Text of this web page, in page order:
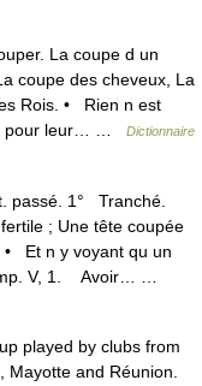
La coupe d un
coupe des cheveux, La
Rois. • Rien n est
pour leur… …
Dictionnaire
passé. 1° Tranché.
; Une tête coupée
• Et n y voyant qu un
V, 1. Avoir… …
played by clubs from
and Réunion.